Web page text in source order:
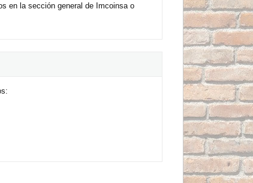
en la sección general de Imcoinsa o